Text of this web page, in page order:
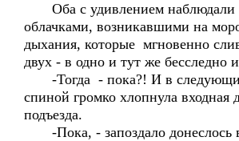
Оба с удивлением наблюдали
облачками, возникавшими на
дыхания, которые мгновенно
двух - в одно и тут же бесследно
-Тогда - пока?! И в
спиной громко хлопнула входная
подъезда.
-Пока, - запоздало донеслось